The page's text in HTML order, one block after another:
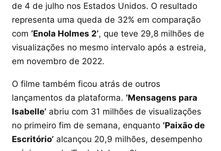
de 4 de julho nos Estados Unidos. O resultado
representa uma queda de 32% em comparação
com ‘Enola Holmes 2’, que teve 29,8 milhões de
visualizações no mesmo intervalo após a estreia,
em novembro de 2022.
O filme também ficou atrás de outros
lançamentos da plataforma. ‘Mensagens para
Isabelle’ abriu com 31 milhões de visualizações
no primeiro fim de semana, enquanto ‘Paixão de
Escritório’ alcançou 20,9 milhões, desempenho